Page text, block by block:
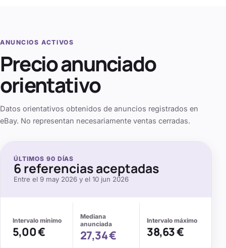
ANUNCIOS ACTIVOS
Precio anunciado
orientativo
Datos orientativos obtenidos de anuncios registrados en
eBay. No representan necesariamente ventas cerradas.
ÚLTIMOS 90 DÍAS
6 referencias aceptadas
Entre el 9 may 2026 y el 10 jun 2026
Intervalo mínimo
5,00 €
Mediana
anunciada
27,34 €
Intervalo máximo
38,63 €